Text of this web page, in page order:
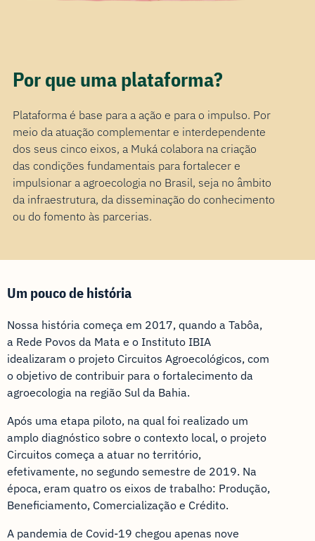
Por que uma plataforma?
Plataforma é base para a ação e para o impulso. Por
meio da atuação complementar e interdependente
dos seus cinco eixos, a Muká colabora na criação
das condições fundamentais para fortalecer e
impulsionar a agroecologia no Brasil, seja no âmbito
da infraestrutura, da disseminação do conhecimento
ou do fomento às parcerias.
Um pouco de história
Nossa história começa em 2017, quando a Tabôa,
a Rede Povos da Mata e o Instituto IBIA
idealizaram o projeto Circuitos Agroecológicos, com
o objetivo de contribuir para o fortalecimento da
agroecologia na região Sul da Bahia.
Após uma etapa piloto, na qual foi realizado um
amplo diagnóstico sobre o contexto local, o projeto
Circuitos começa a atuar no território,
efetivamente, no segundo semestre de 2019. Na
época, eram quatro os eixos de trabalho: Produção,
Beneficiamento, Comercialização e Crédito.
A pandemia de Covid-19 chegou apenas nove